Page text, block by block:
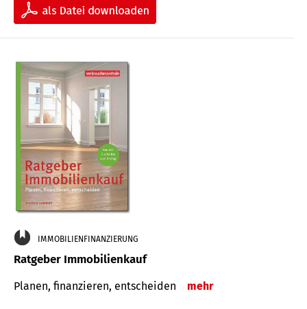
IMMOBILIENFINANZIERUNG
Ratgeber Immobilienkauf
Planen, finanzieren, entscheiden mehr